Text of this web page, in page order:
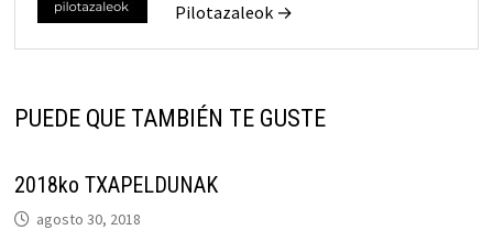
Pilotazaleok →
PUEDE QUE TAMBIÉN TE GUSTE
2018ko TXAPELDUNAK
agosto 30, 2018